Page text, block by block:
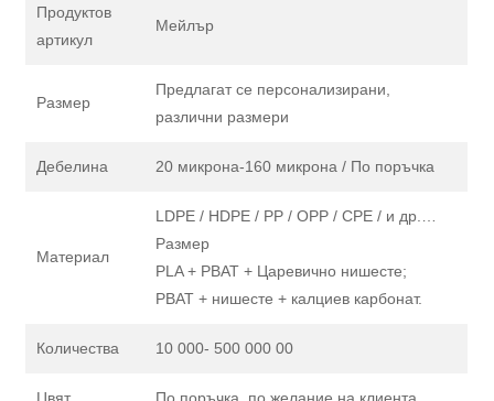
Продуктов
артикул
Мейлър
Размер
Предлагат се персонализирани,
различни размери
Дебелина 20 микрона-160 микрона / По поръчка
Материал
LDPE / HDPE / PP / OPP / CPE / и др.…
Размер
PLA + PBAT + Царевично нишесте;
PBAT + нишесте + калциев карбонат.
Количества 10 000- 500 000 00